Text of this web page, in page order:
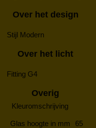
Over het design
Stijl Modern
Over het licht
Fitting G4
Overig
Kleuromschrijving
Glas hoogte in mm 65